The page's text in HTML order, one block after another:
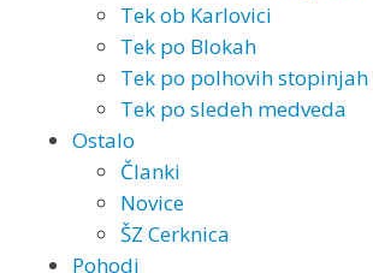
Tek ob Karlovici
Tek po Blokah
Tek po polhovih stopinjah
Tek po sledeh medveda
Ostalo
Članki
Novice
ŠZ Cerknica
Pohodi